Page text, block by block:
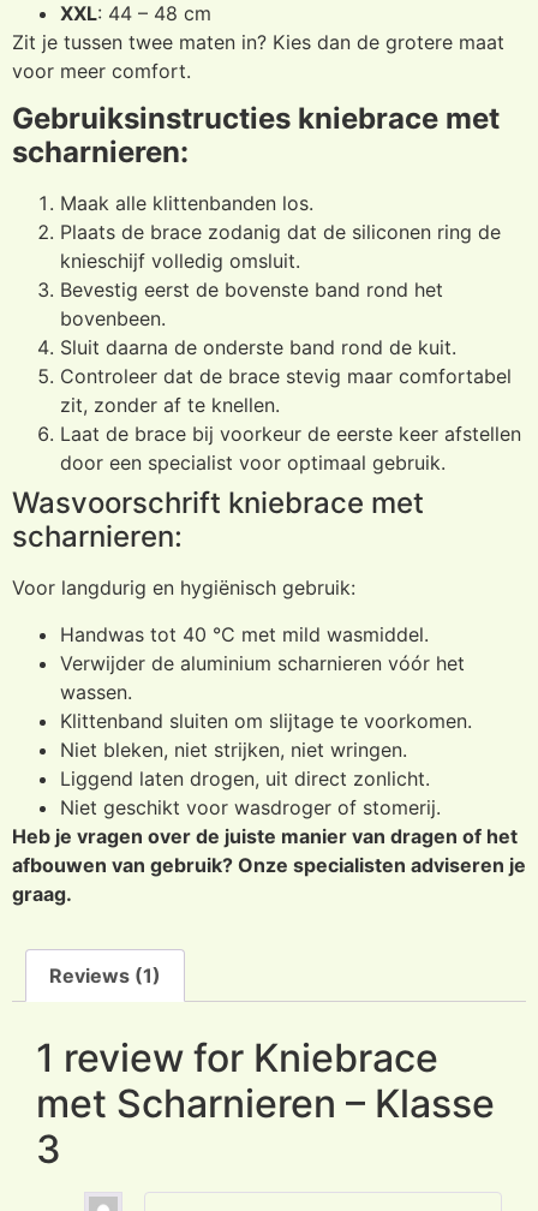
XXL: 44 – 48 cm
Zit je tussen twee maten in? Kies dan de grotere maat
voor meer comfort.
Gebruiksinstructies kniebrace met
scharnieren:
Maak alle klittenbanden los.
Plaats de brace zodanig dat de siliconen ring de
knieschijf volledig omsluit.
Bevestig eerst de bovenste band rond het
bovenbeen.
Sluit daarna de onderste band rond de kuit.
Controleer dat de brace stevig maar comfortabel
zit, zonder af te knellen.
Laat de brace bij voorkeur de eerste keer afstellen
door een specialist voor optimaal gebruik.
Wasvoorschrift kniebrace met
scharnieren:
Voor langdurig en hygiënisch gebruik:
Handwas tot 40 °C met mild wasmiddel.
Verwijder de aluminium scharnieren vóór het
wassen.
Klittenband sluiten om slijtage te voorkomen.
Niet bleken, niet strijken, niet wringen.
Liggend laten drogen, uit direct zonlicht.
Niet geschikt voor wasdroger of stomerij.
Heb je vragen over de juiste manier van dragen of het
afbouwen van gebruik? Onze specialisten adviseren je
graag.
Reviews (1)
1 review for Kniebrace
met Scharnieren – Klasse
3